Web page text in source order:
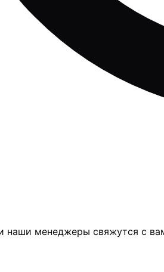
наши менеджеры свяжутся с